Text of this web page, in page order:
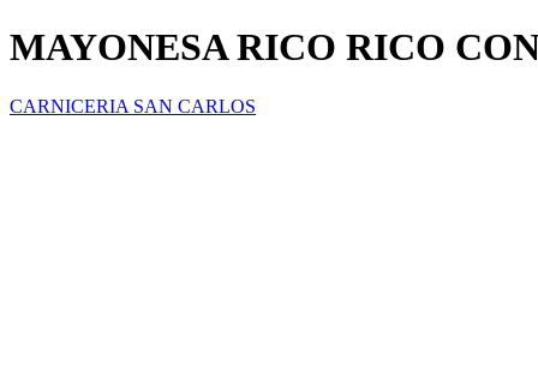
MAYONESA RICO RICO
CARNICERIA SAN CARLOS